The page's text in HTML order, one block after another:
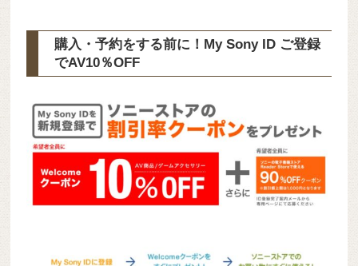
購入・予約をする前に！My Sony ID ご登録
でAV10％OFF